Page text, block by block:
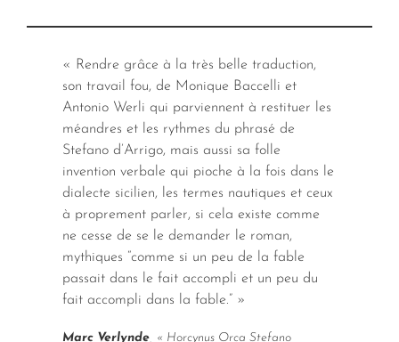
« Rendre grâce à la très belle traduction,
son travail fou, de Monique Baccelli et
Antonio Werli qui parviennent à restituer les
méandres et les rythmes du phrasé de
Stefano d’Arrigo, mais aussi sa folle
invention verbale qui pioche à la fois dans le
dialecte sicilien, les termes nautiques et ceux
à proprement parler, si cela existe comme
ne cesse de se le demander le roman,
mythiques “comme si un peu de la fable
passait dans le fait accompli et un peu du
fait accompli dans la fable.” »
Marc Verlynde , « Horcynus Orca Stefano